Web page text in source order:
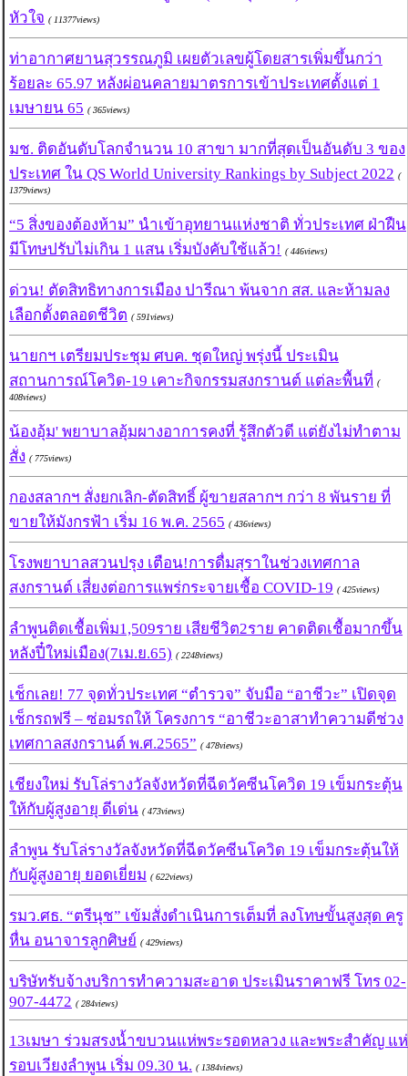
หัวใจ ( 11377views)
ท่าอากาศยานสุวรรณภูมิ เผยตัวเลขผู้โดยสารเพิ่มขึ้นกว่า
ร้อยละ 65.97 หลังผ่อนคลายมาตรการเข้าประเทศตั้งแต่ 1
เมษายน 65 ( 365views)
มช. ติดอันดับโลกจำนวน 10 สาขา มากที่สุดเป็นอันดับ 3 ของ
ประเทศ ใน QS World University Rankings by Subject 2022 (
1379views)
“5 สิ่งของต้องห้าม” นำเข้าอุทยานแห่งชาติ ทั่วประเทศ ฝ่าฝืน
มีโทษปรับไม่เกิน 1 แสน เริ่มบังคับใช้แล้ว! ( 446views)
ด่วน! ตัดสิทธิทางการเมือง ปารีณา พ้นจาก สส. และห้ามลง
เลือกตั้งตลอดชีวิต ( 591views)
นายกฯ เตรียมประชุม ศบค. ชุดใหญ่ พรุ่งนี้ ประเมิน
สถานการณ์โควิด-19 เคาะกิจกรรมสงกรานต์ แต่ละพื้นที่ (
408views)
น้องอุ้ม' พยาบาลอุ้มผางอาการคงที่ รู้สึกตัวดี แต่ยังไม่ทำตาม
สั่ง ( 775views)
กองสลากฯ สั่งยกเลิก-ตัดสิทธิ์ ผู้ขายสลากฯ กว่า 8 พันราย ที่
ขายให้มังกรฟ้า เริ่ม 16 พ.ค. 2565 ( 436views)
โรงพยาบาลสวนปรุง เตือน!การดื่มสุราในช่วงเทศกาล
สงกรานต์ เสี่ยงต่อการแพร่กระจายเชื้อ COVID-19 ( 425views)
ลำพูนติดเชื้อเพิ่ม1,509ราย เสียชีวิต2ราย คาดติดเชื้อมากขึ้น
หลังปี๋ใหม่เมือง(7เม.ย.65) ( 2248views)
เช็กเลย! 77 จุดทั่วประเทศ “ตำรวจ” จับมือ “อาชีวะ” เปิดจุด
เช็กรถฟรี – ซ่อมรถให้ โครงการ “อาชีวะอาสาทำความดีช่วง
เทศกาลสงกรานต์ พ.ศ.2565” ( 478views)
เชียงใหม่ รับโล่รางวัลจังหวัดที่ฉีดวัคซีนโควิด 19 เข็มกระตุ้น
ให้กับผู้สูงอายุ ดีเด่น ( 473views)
ลำพูน รับโล่รางวัลจังหวัดที่ฉีดวัคซีนโควิด 19 เข็มกระตุ้นให้
กับผู้สูงอายุ ยอดเยี่ยม ( 622views)
รมว.ศธ. “ตรีนุช” เข้มสั่งดำเนินการเต็มที่ ลงโทษขั้นสูงสุด ครู
หื่น อนาจารลูกศิษย์ ( 429views)
บริษัทรับจ้างบริการทำความสะอาด ประเมินราคาฟรี โทร 02-
907-4472 ( 284views)
13เมษา ร่วมสรงน้ำขบวนแห่พระรอดหลวง และพระสำคัญ แห่
รอบเวียงลำพูน เริ่ม 09.30 น. ( 1384views)